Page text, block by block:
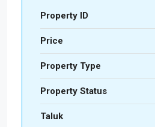
Property ID
Price
Property Type
Property Status
Taluk